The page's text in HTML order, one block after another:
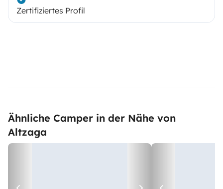
Zertifiziertes Profil
Ähnliche Camper in der Nähe von
Altzaga